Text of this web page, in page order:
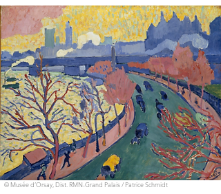
© Musée d’Orsay, Dist. RMN-Grand Palais / Patrice Schmidt